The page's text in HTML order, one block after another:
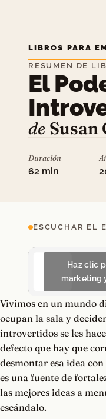
LIBROS PARA
RESUMEN DE
El
de Susan
Duración
62 min
ESCUCHAR EL
Haz clic
marketing
Vivimos en un mundo
ocupan la sala y
introvertidos se les
defecto que hay que
desmontar esa idea
es una fuente de
las mejores ideas a
escándalo.